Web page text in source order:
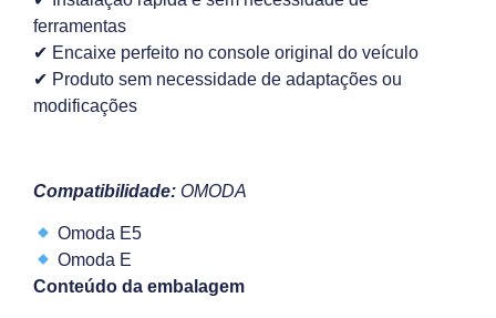
ferramentas
✔ Encaixe perfeito no console original do veículo
✔ Produto sem necessidade de adaptações ou
modificações
Compatibilidade: OMODA
Omoda E5
Omoda E
Conteúdo da embalagem